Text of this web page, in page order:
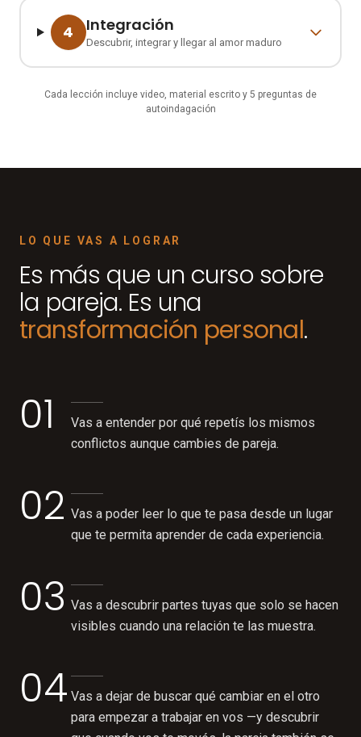
4 Integración
Descubrir, integrar y llegar al amor maduro
Cada lección incluye video, material escrito y 5 preguntas de
autoindagación
LO QUE VAS A LOGRAR
Es más que un curso sobre
la pareja. Es una
transformación personal.
01
Vas a entender por qué repetís los mismos
conflictos aunque cambies de pareja.
02 Vas a poder leer lo que te pasa desde un lugar
que te permita aprender de cada experiencia.
03 Vas a descubrir partes tuyas que solo se hacen
visibles cuando una relación te las muestra.
04 Vas a dejar de buscar qué cambiar en el otro
para empezar a trabajar en vos —y descubrir